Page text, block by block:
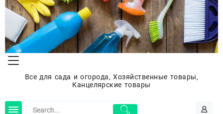
Перейти
содержимому
Все для сада и огорода, Хозяйственные товары,
Канцелярские товары